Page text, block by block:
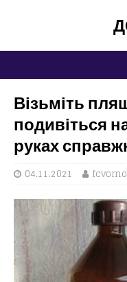
Візьміть
подивіться
руках
04.11.2021